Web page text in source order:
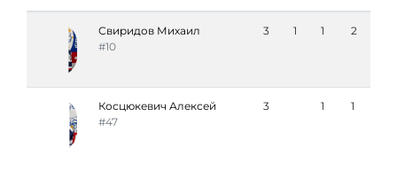
Свиридов Михаил
#10
3 1 1 2
Косцюкевич Алексей
#47
3 1 1